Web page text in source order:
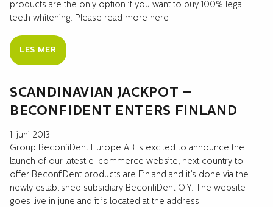
products are the only option if you want to buy 100% legal
teeth whitening. Please read more here
LES MER
SCANDINAVIAN JACKPOT –
BECONFIDENT ENTERS FINLAND
1. juni 2013
Group BeconfiDent Europe AB is excited to announce the
launch of our latest e-commerce website, next country to
offer BeconfiDent products are Finland and it’s done via the
newly established subsidiary BeconfiDent O.Y. The website
goes live in june and it is located at the address: